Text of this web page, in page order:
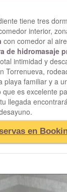
tiene tres
interior,
con comedor al
de hidromasaje
intimidad y
Torrenueva,
playa familiar y a
que es excelente
llegada
en